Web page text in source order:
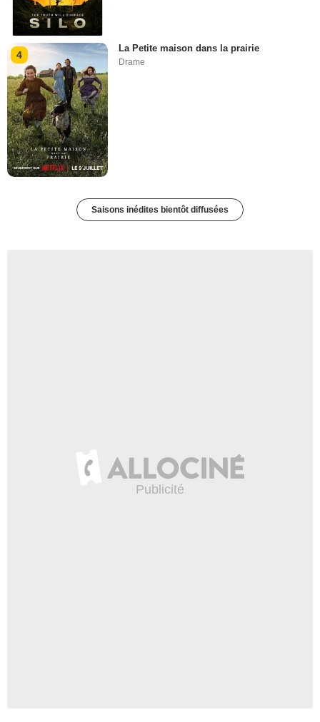
4
La Petite maison dans la prairie
Drame
Saisons inédites bientôt diffusées